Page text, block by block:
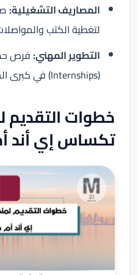
المصاريف التشغيلية:
لتغطية الكتب
التطوير المهني:فرص
(Internships) في كبرى الشركات العالمية داخل قطر.
خطوات التقديم
تكساس إي أند